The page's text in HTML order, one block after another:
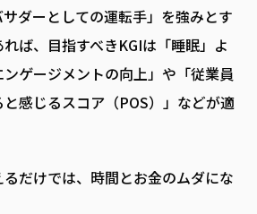
ダーとしての運転手」を強みとす
ば、目指すべきKGIは「睡眠」よ
ゲージメントの向上」や「従業員
感じるスコア（POS）」などが適
だけでは、時間とお金のムダにな